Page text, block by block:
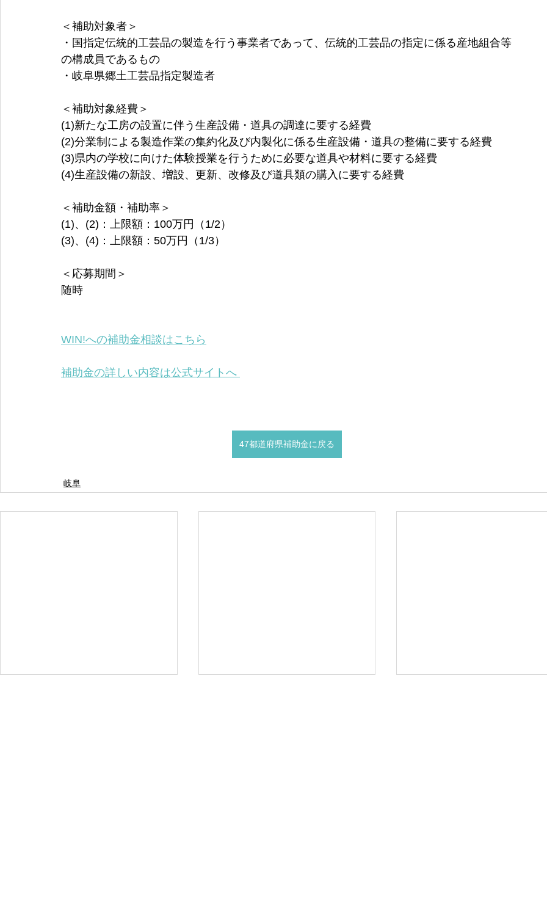
＜補助対象者＞
・国指定伝統的工芸品の製造を行う事業者であって、伝統的工芸品の指定に係る産地組合等
の構成員であるもの
・岐阜県郷土工芸品指定製造者
＜補助対象経費＞
(1)新たな工房の設置に伴う生産設備・道具の調達に要する経費
(2)分業制による製造作業の集約化及び内製化に係る生産設備・道具の整備に要する経費
(3)県内の学校に向けた体験授業を行うために必要な道具や材料に要する経費
(4)生産設備の新設、増設、更新、改修及び道具類の購入に要する経費
＜補助金額・補助率＞
(1)、(2)：上限額：100万円（1/2）
(3)、(4)：上限額：50万円（1/3）
＜応募期間＞
随時
WIN!への補助金相談はこちら
補助金の詳しい内容は公式サイトへ
47都道府県補助金に戻る
岐阜